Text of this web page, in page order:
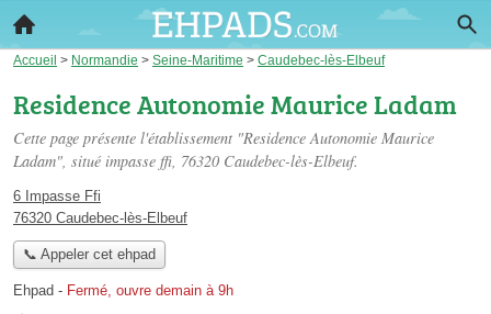
Accueil > Normandie > Seine-Maritime > Caudebec-lès-Elbeuf
Residence Autonomie Maurice Ladam
Cette page présente l'établissement "Residence Autonomie Maurice
Ladam", situé impasse ffi, 76320 Caudebec-lès-Elbeuf.
6 Impasse Ffi
76320 Caudebec-lès-Elbeuf
📞 Appeler cet ehpad
Ehpad - Fermé, ouvre demain à 9h